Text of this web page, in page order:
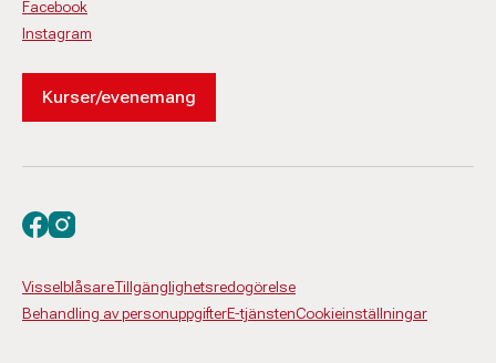
Facebook
Instagram
Kurser/evenemang
VisselblåsareTillgänglighetsredogörelse
Behandling av personuppgifterE-tjänstenCookieinställningar
Besök oss på facebook
Besök oss på instagram